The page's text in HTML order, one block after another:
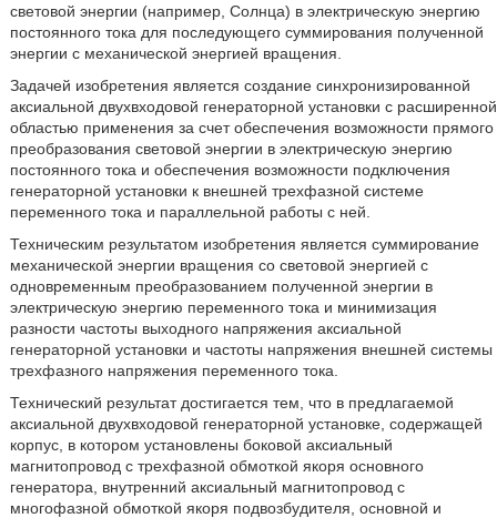
световой энергии (например, Солнца) в электрическую энергию
постоянного тока для последующего суммирования полученной
энергии с механической энергией вращения.
Задачей изобретения является создание синхронизированной
аксиальной двухвходовой генераторной установки с расширенной
областью применения за счет обеспечения возможности прямого
преобразования световой энергии в электрическую энергию
постоянного тока и обеспечения возможности подключения
генераторной установки к внешней трехфазной системе
переменного тока и параллельной работы с ней.
Техническим результатом изобретения является суммирование
механической энергии вращения со световой энергией с
одновременным преобразованием полученной энергии в
электрическую энергию переменного тока и минимизация
разности частоты выходного напряжения аксиальной
генераторной установки и частоты напряжения внешней системы
трехфазного напряжения переменного тока.
Технический результат достигается тем, что в предлагаемой
аксиальной двухвходовой генераторной установке, содержащей
корпус, в котором установлены боковой аксиальный
магнитопровод с трехфазной обмоткой якоря основного
генератора, внутренний аксиальный магнитопровод с
многофазной обмоткой якоря подвозбудителя, основной и